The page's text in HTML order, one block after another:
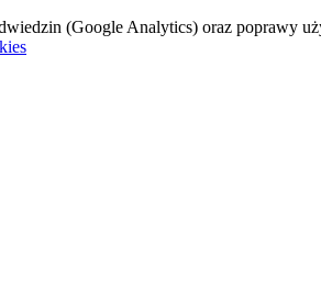
(Google Analytics) oraz poprawy